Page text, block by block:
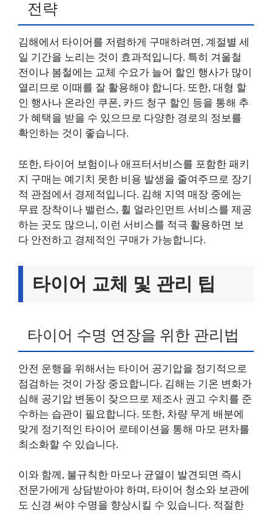
전략
김해에서 타이어를 저렴하게 구매하려면, 계절별 세
일 기간을 노리는 것이 효과적입니다. 특히 겨울철
전이나 봄철에는 교체 수요가 늘어 할인 행사가 많이
열리므로 이때를 잘 활용해야 합니다. 또한, 대형 할
인 행사나 온라인 쿠폰, 카드 청구 할인 등을 통해 추
가 혜택을 받을 수 있으므로 다양한 경로의 정보를
확인하는 것이 좋습니다.
또한, 타이어 보험이나 애프터서비스를 포함한 패키
지 구매는 예기치 못한 비용 발생을 줄여주므로 장기
적 관점에서 경제적입니다. 김해 지역 매장 중에는
무료 장착이나 밸런스, 휠 얼라인먼트 서비스를 제공
하는 곳도 많으니, 이런 서비스를 적극 활용하면 보
다 안전하고 경제적인 구매가 가능합니다.
타이어 교체 및 관리 팁
타이어 수명 연장을 위한 관리법
안전 운행을 위해서는 타이어 공기압을 정기적으로
점검하는 것이 가장 중요합니다. 김해는 기온 변화가
심해 공기압 변동이 잦으므로 제조사 권고 수치를 준
수하는 습관이 필요합니다. 또한, 차량 무게 배분에
맞게 정기적인 타이어 로테이션을 통해 마모 편차를
최소화할 수 있습니다.
이와 함께, 불규칙한 마모나 균열이 발견되면 즉시
전문가에게 상담받아야 하며, 타이어 청소와 보관에
도 신경 써야 수명을 향상시킬 수 있습니다. 적절한